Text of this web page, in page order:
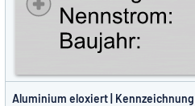
Aluminium eloxiert | Kennzeichnung